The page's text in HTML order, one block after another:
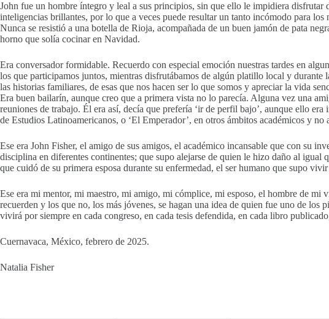
John fue un hombre íntegro y leal a sus principios, sin que ello le impidiera
inteligencias brillantes, por lo que a veces puede resultar un tanto incómodo para
Nunca se resistió a una botella de Rioja, acompañada de un buen jamón de pata
horno que solía cocinar en Navidad.
Era conversador formidable. Recuerdo con especial emoción nuestras tardes en
los que participamos juntos, mientras disfrutábamos de algún platillo local y durante
las historias familiares, de esas que nos hacen ser lo que somos y apreciar la vida
Era buen bailarín, aunque creo que a primera vista no lo parecía. Alguna vez una
reuniones de trabajo. Él era así, decía que prefería ‘ir de perfil bajo’, aunque ello
de Estudios Latinoamericanos, o ‘El Emperador’, en otros ámbitos académicos y
Ese era John Fisher, el amigo de sus amigos, el académico incansable que con su
disciplina en diferentes continentes; que supo alejarse de quien le hizo daño al igual
que cuidó de su primera esposa durante su enfermedad, el ser humano que supo
Ese era mi mentor, mi maestro, mi amigo, mi cómplice, mi esposo, el hombre de mi
recuerden y los que no, los más jóvenes, se hagan una idea de quien fue uno de
vivirá por siempre en cada congreso, en cada tesis defendida, en cada libro
Cuernavaca, México, febrero de 2025.
Natalia Fisher